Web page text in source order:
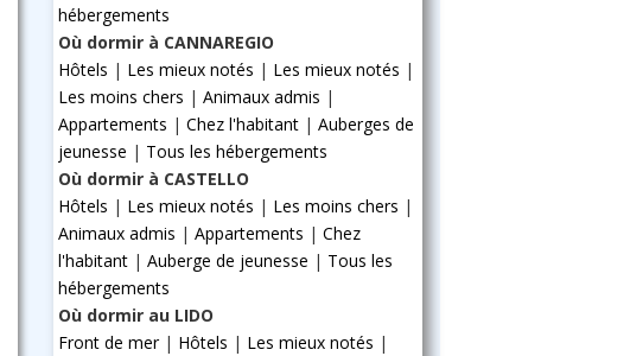
hébergements
Où dormir à CANNAREGIO
Hôtels | Les mieux notés | Les mieux notés |
Les moins chers | Animaux admis |
Appartements | Chez l'habitant| Auberges de
jeunesse | Tous les hébergements
Où dormir à CASTELLO
Hôtels | Les mieux notés | Les moins chers |
Animaux admis | Appartements | Chez
l'habitant| Auberge de jeunesse | Tous les
hébergements
Où dormir au LIDO
Front de mer| Hôtels | Les mieux notés |